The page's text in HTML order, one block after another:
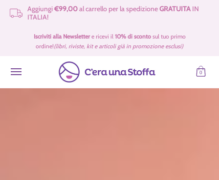
Passa al contenuto principale
Aggiungi€99,00al carrello per la spedizioneGRATUITA IN
ITALIA!
Idee Regalo 🎁
Offerte Filati 🧶
Iscriviti alla Newslettere ricevi il 10% di sconto sul tuo primo
ordine!(libri, riviste, kit e articoli già in promozione esclusi)
0